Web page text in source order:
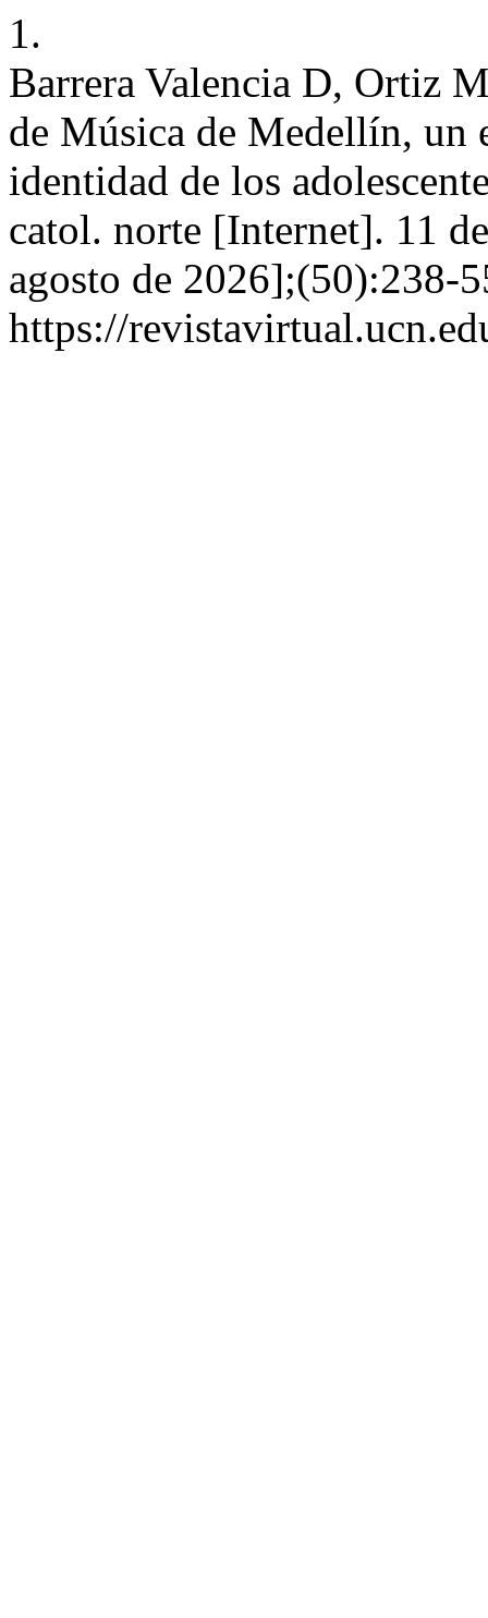
1.
Barrera Valencia D, Ortiz
de Música de Medellín, un
identidad de los
catol. norte [Internet]. 11
agosto de 2026];(50):238-
https://